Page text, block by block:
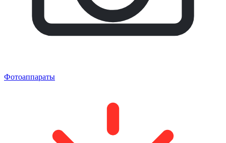
Фотоаппараты